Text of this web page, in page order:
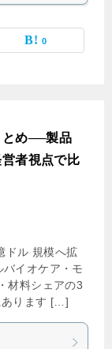
0
とめ──製品
者視点で比
ドル 規模へ拡
イオケア・モ
材料シェアの3
あります […]